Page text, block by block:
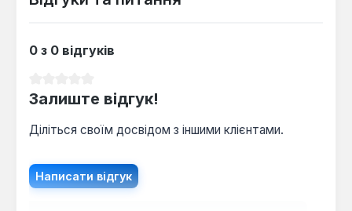
0 з 0 відгуків
Залиште відгук!
Діліться своїм досвідом з іншими клієнтами.
Написати відгук